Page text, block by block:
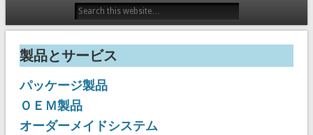
製品とサービス
パッケージ製品
ＯＥＭ製品
オーダーメイドシステム